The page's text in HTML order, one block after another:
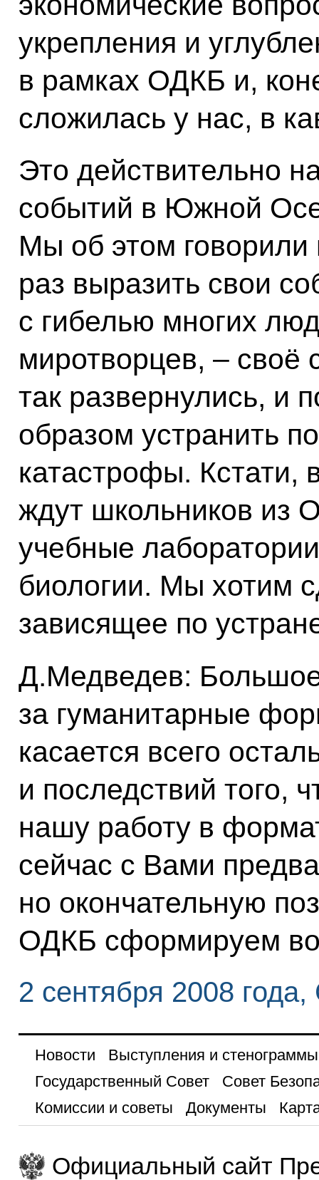
укрепления и
в рамках ОДКБ и,
сложилась у нас, в
Это действительно
событий в Южной
Мы об этом
раз выразить свои
с гибелью многих
миротворцев, – своё
так развернулись, и
образом устранить
катастрофы. Кстати,
ждут школьников из
учебные
биологии. Мы хотим
зависящее по
Д.Медведев:
за гуманитарные
касается всего
и последствий того,
нашу работу в
сейчас с Вами
но окончательную
ОДКБ сформируем
2 сентября 2008
Новости
Выступления и стенограммы
Государственный Совет
Совет
Комиссии и советы
Документы
Официальный сайт